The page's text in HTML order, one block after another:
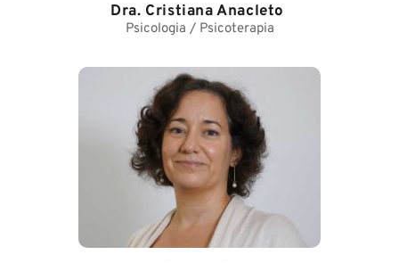
Dra. Cristiana Anacleto
Psicologia / Psicoterapia